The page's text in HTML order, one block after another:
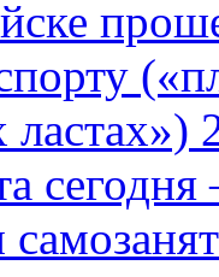
ластах»)